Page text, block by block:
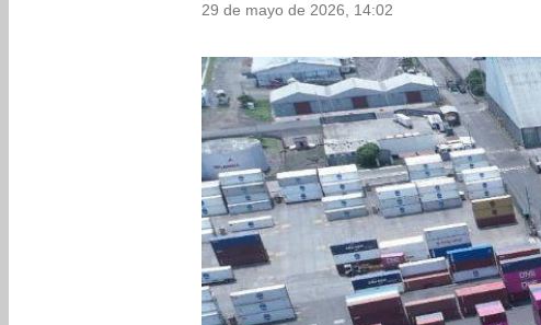
29 de mayo de 2026, 14:02